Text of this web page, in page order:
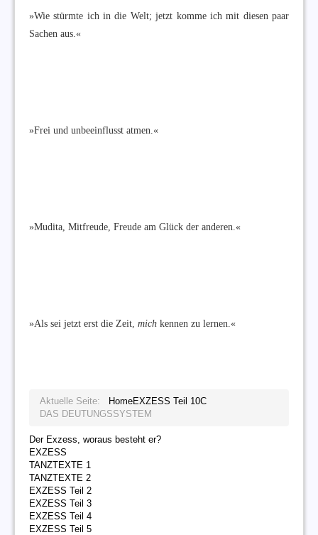
»Wie stürmte ich in die Welt; jetzt komme ich mit diesen paar
Sachen aus.«
»Frei und unbeeinflusst atmen.«
»Mudita, Mitfreude, Freude am Glück der anderen.«
»Als sei jetzt erst die Zeit, mich kennen zu lernen.«
Aktuelle Seite: HomeEXZESS Teil 10C
DAS DEUTUNGSSYSTEM
Der Exzess, woraus besteht er?
EXZESS
TANZTEXTE 1
TANZTEXTE 2
EXZESS Teil 2
EXZESS Teil 3
EXZESS Teil 4
EXZESS Teil 5